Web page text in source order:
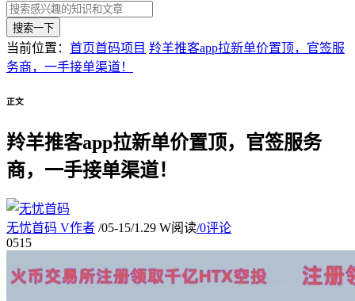
搜索一下
当前位置： 首页首码项目 羚羊推客app拉新单价置顶，官签服
务商，一手接单渠道！
正文
羚羊推客app拉新单价置顶，官签服务
商，一手接单渠道！
无忧首码 V作者 /05-15/1.29 W阅读/0评论
0515